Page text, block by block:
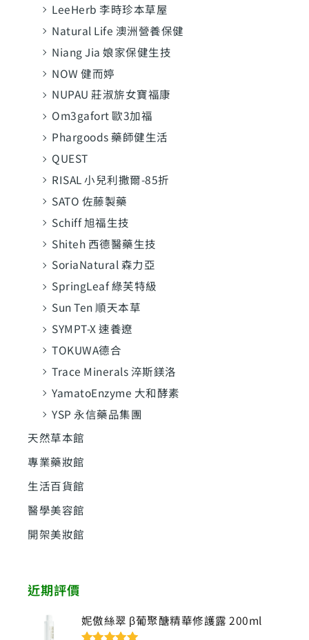
LeeHerb 李時珍本草屋
Natural Life 澳洲營養保健
Niang Jia 娘家保健生技
NOW 健而婷
NUPAU 莊淑旂女寶福康
Om3gafort 歐3加福
Phargoods 藥師健生活
QUEST
RISAL 小兒利撒爾-85折
SATO 佐藤製藥
Schiff 旭福生技
Shiteh 西德醫藥生技
SoriaNatural 森力亞
SpringLeaf 綠芙特級
Sun Ten 順天本草
SYMPT-X 速養遼
TOKUWA德合
Trace Minerals 淬斯鎂洛
YamatoEnzyme 大和酵素
YSP 永信藥品集團
天然草本館
專業藥妝館
生活百貨館
醫學美容館
開架美妝館
近期評價
妮傲絲翠 β葡聚醣精華修護露 200ml